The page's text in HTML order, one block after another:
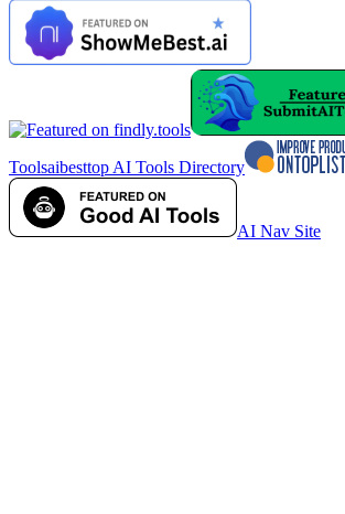
Toolsaibesttop AI Tools Directory
AI Nav Site